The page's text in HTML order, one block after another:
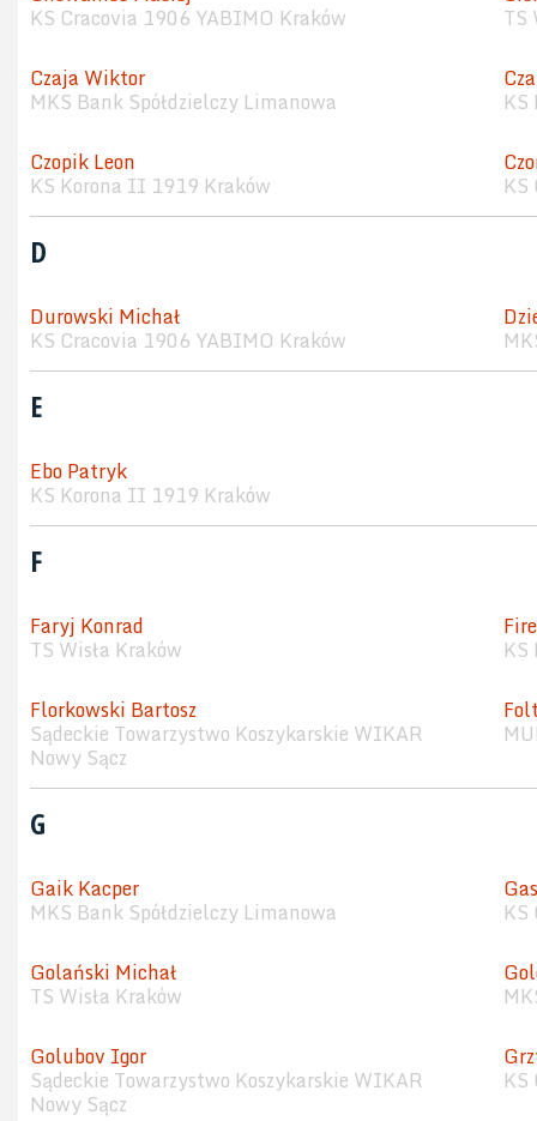
KS Cracovia 1906 YABIMO Kraków
TS
Czaja Wiktor
MKS Bank Spółdzielczy Limanowa
Czopik Leon
KS Korona II 1919 Kraków
D
Durowski Michał
KS Cracovia 1906 YABIMO Kraków
E
Ebo Patryk
KS Korona II 1919 Kraków
F
Faryj Konrad
TS Wisła Kraków
Florkowski Bartosz
Sądeckie Towarzystwo Koszykarskie WIKAR
Nowy Sącz
G
Gaik Kacper
MKS Bank Spółdzielczy Limanowa
Golański Michał
TS Wisła Kraków
Golubov Igor
Sądeckie Towarzystwo Koszykarskie WIKAR
Nowy Sącz